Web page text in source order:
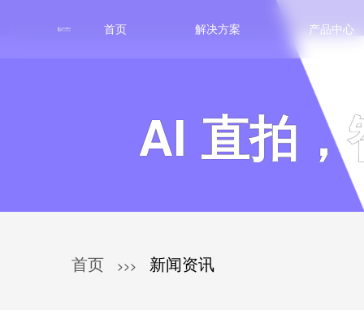
首页 解决方案 产品中心
AI 直拍，
首页 >>> 新闻资讯